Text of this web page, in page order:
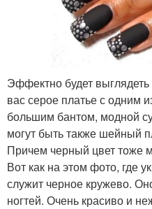
Эффектно будет
вас серое платье с одним
большим бантом, модной
могут быть также шейный
Причем черный цвет тоже
Вот как на этом фото, где
служит черное кружево.
ногтей. Очень красиво и